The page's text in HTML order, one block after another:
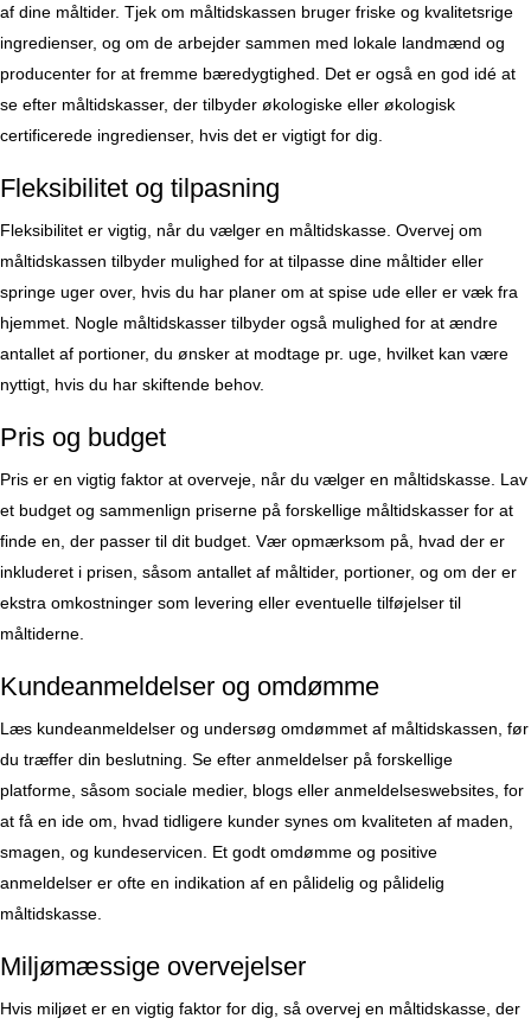
af dine måltider. Tjek om måltidskassen bruger friske og kvalitetsrige
ingredienser, og om de arbejder sammen med lokale landmænd og
producenter for at fremme bæredygtighed. Det er også en god idé at
se efter måltidskasser, der tilbyder økologiske eller økologisk
certificerede ingredienser, hvis det er vigtigt for dig.
Fleksibilitet og tilpasning
Fleksibilitet er vigtig, når du vælger en måltidskasse. Overvej om
måltidskassen tilbyder mulighed for at tilpasse dine måltider eller
springe uger over, hvis du har planer om at spise ude eller er væk fra
hjemmet. Nogle måltidskasser tilbyder også mulighed for at ændre
antallet af portioner, du ønsker at modtage pr. uge, hvilket kan være
nyttigt, hvis du har skiftende behov.
Pris og budget
Pris er en vigtig faktor at overveje, når du vælger en måltidskasse. Lav
et budget og sammenlign priserne på forskellige måltidskasser for at
finde en, der passer til dit budget. Vær opmærksom på, hvad der er
inkluderet i prisen, såsom antallet af måltider, portioner, og om der er
ekstra omkostninger som levering eller eventuelle tilføjelser til
måltiderne.
Kundeanmeldelser og omdømme
Læs kundeanmeldelser og undersøg omdømmet af måltidskassen, før
du træffer din beslutning. Se efter anmeldelser på forskellige
platforme, såsom sociale medier, blogs eller anmeldelseswebsites, for
at få en ide om, hvad tidligere kunder synes om kvaliteten af maden,
smagen, og kundeservicen. Et godt omdømme og positive
anmeldelser er ofte en indikation af en pålidelig og pålidelig
måltidskasse.
Miljømæssige overvejelser
Hvis miljøet er en vigtig faktor for dig, så overvej en måltidskasse, der